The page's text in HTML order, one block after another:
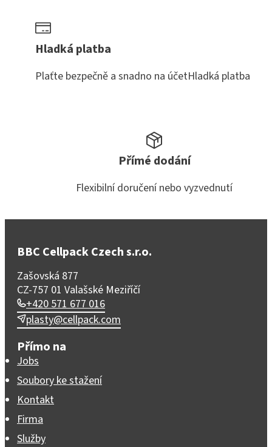
Hladká platba
Plaťte bezpečně a snadno na účetHladká platba
Přímé dodání
Flexibilní doručení nebo vyzvednutí
BBC Cellpack Czech s.r.o.
Zašovská 877
CZ-757 01 Valašské Meziříčí
+420 571 677 016
plasty@cellpack.com
Přímo na
Jobs
Soubory ke stažení
Kontakt
Firma
Služby